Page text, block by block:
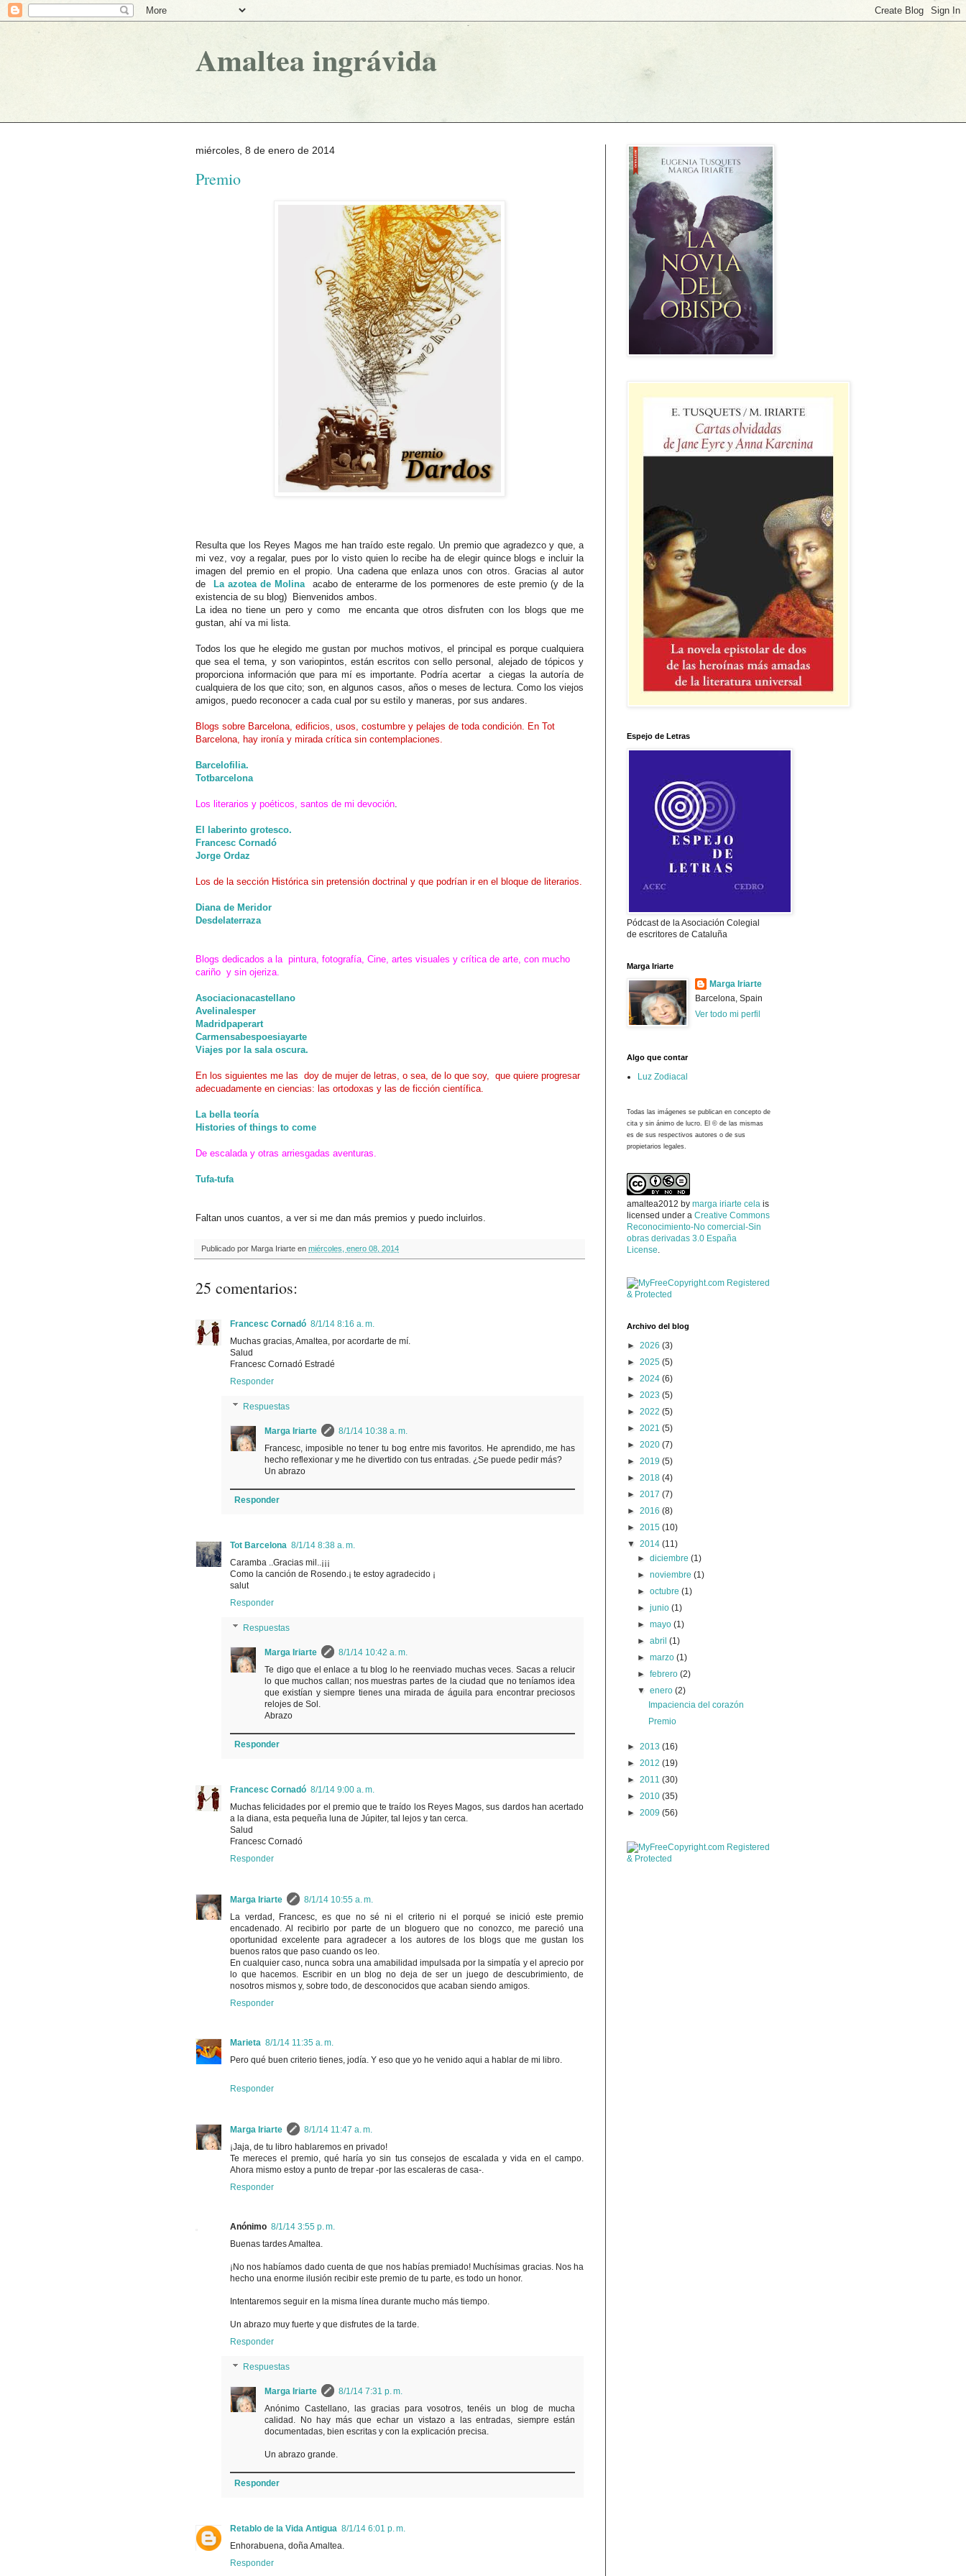
Amaltea ingrávida
miércoles, 8 de enero de 2014
Premio
Resulta que los Reyes Magos me han traído este regalo. Un premio que agradezco y que, a
mi vez, voy a regalar, pues por lo visto quien lo recibe ha de elegir quince blogs e incluir la
imagen del premio en el propio. Una cadena que enlaza unos con otros. Gracias al autor
de
La azotea de Molina
acabo de enterarme de los pormenores de este premio (y de la
existencia de su blog) Bienvenidos ambos.
La idea no tiene un pero y como me encanta que otros disfruten con los blogs que me
gustan, ahí va mi lista.
Todos los que he elegido me gustan por muchos motivos, el principal es porque cualquiera
que sea el tema, y son variopintos, están escritos con sello personal, alejado de tópicos y
proporciona información que para mí es importante. Podría acertar a ciegas la autoría de
cualquiera de los que cito; son, en algunos casos, años o meses de lectura. Como los viejos
amigos, puedo reconocer a cada cual por su estilo y maneras, por sus andares.
Blogs sobre Barcelona, edificios, usos, costumbre y pelajes de toda condición. En Tot
Barcelona, hay ironía y mirada crítica sin contemplaciones.
Barcelofilia.
Totbarcelona
Los literarios y poéticos, santos de mi devoción
El laberinto grotesco.
Francesc Cornadó
Jorge Ordaz
Los de la sección Histórica sin pretensión doctrinal y que podrían ir en el bloque de literarios.
Diana de Meridor
Desdelaterraza
Blogs dedicados a la pintura, fotografía, Cine, artes visuales y crítica de arte, con mucho
cariño y sin ojeriza.
Asociacionacastellano
Avelinalesper
Madridpaperart
Carmensabespoesiayarte
Viajes por la sala oscura.
En los siguientes me las doy de mujer de letras, o sea, de lo que soy, que quiere progresar
adecuadamente en ciencias: las ortodoxas y las de ficción científica.
La bella teoría
Histories of things to come
De escalada y otras arriesgadas aventuras.
Tufa-tufa
Faltan unos cuantos, a ver si me dan más premios y puedo incluirlos.
Publicado por Marga Iriarte en miércoles, enero 08, 2014
25 comentarios:
Francesc Cornadó 8/1/14 8:16 a. m.
Muchas gracias, Amaltea, por acordarte de mí.
Salud
Francesc Cornadó Estradé
Responder
Respuestas
Marga Iriarte
8/1/14 10:38 a. m.
Francesc, imposible no tener tu bog entre mis favoritos. He aprendido, me has
hecho reflexionar y me he divertido con tus entradas. ¿Se puede pedir más?
Un abrazo
Responder
Tot Barcelona 8/1/14 8:38 a. m.
Caramba ..Gracias mil..¡¡¡
Como la canción de Rosendo.¡ te estoy agradecido ¡
salut
Responder
Respuestas
Marga Iriarte
8/1/14 10:42 a. m.
Te digo que el enlace a tu blog lo he reenviado muchas veces. Sacas a relucir
lo que muchos callan; nos muestras partes de la ciudad que no teníamos idea
que existían y siempre tienes una mirada de águila para encontrar preciosos
relojes de Sol.
Abrazo
Responder
Francesc Cornadó 8/1/14 9:00 a. m.
Muchas felicidades por el premio que te traído los Reyes Magos, sus dardos han acertado
a la diana, esta pequeña luna de Júpiter, tal lejos y tan cerca.
Salud
Francesc Cornadó
Responder
Marga Iriarte
8/1/14 10:55 a. m.
La verdad, Francesc, es que no sé ni el criterio ni el porqué se inició este premio
encadenado. Al recibirlo por parte de un bloguero que no conozco, me pareció una
oportunidad excelente para agradecer a los autores de los blogs que me gustan los
buenos ratos que paso cuando os leo.
En cualquier caso, nunca sobra una amabilidad impulsada por la simpatía y el aprecio por
lo que hacemos. Escribir en un blog no deja de ser un juego de descubrimiento, de
nosotros mismos y, sobre todo, de desconocidos que acaban siendo amigos.
Responder
Marieta 8/1/14 11:35 a. m.
Pero qué buen criterio tienes, jodía. Y eso que yo he venido aqui a hablar de mi libro.
Responder
Marga Iriarte
8/1/14 11:47 a. m.
¡Jaja, de tu libro hablaremos en privado!
Te mereces el premio, qué haría yo sin tus consejos de escalada y vida en el campo.
Ahora mismo estoy a punto de trepar -por las escaleras de casa-.
Responder
Anónimo 8/1/14 3:55 p. m.
Buenas tardes Amaltea.
¡No nos habíamos dado cuenta de que nos habías premiado! Muchísimas gracias. Nos ha
hecho una enorme ilusión recibir este premio de tu parte, es todo un honor.
Intentaremos seguir en la misma línea durante mucho más tiempo.
Un abrazo muy fuerte y que disfrutes de la tarde.
Responder
Respuestas
Marga Iriarte
8/1/14 7:31 p. m.
Anónimo Castellano, las gracias para vosotros, tenéis un blog de mucha
calidad. No hay más que echar un vistazo a las entradas, siempre están
documentadas, bien escritas y con la explicación precisa.
Un abrazo grande.
Responder
Retablo de la Vida Antigua 8/1/14 6:01 p. m.
Enhorabuena, doña Amaltea.
Responder
Espejo de Letras
Pódcast de la Asociación Colegial
de escritores de Cataluña
Marga Iriarte
Marga Iriarte
Barcelona, Spain
Ver todo mi perfil
Algo que contar
Luz Zodiacal
Todas las imágenes se publican en concepto de
cita y sin ánimo de lucro. El © de las mismas
es de sus respectivos autores o de sus
propietarios legales.
amaltea2012 by marga iriarte cela is
licensed under a Creative Commons
Reconocimiento-No comercial-Sin
obras derivadas 3.0 España
License.
Archivo del blog
► 2026 (3)
► 2025 (5)
► 2024 (6)
► 2023 (5)
► 2022 (5)
► 2021 (5)
► 2020 (7)
► 2019 (5)
► 2018 (4)
► 2017 (7)
► 2016 (8)
► 2015 (10)
▼ 2014 (11)
►diciembre(1)
►noviembre(1)
►octubre(1)
►junio(1)
►mayo(1)
►abril(1)
►marzo(1)
►febrero(2)
▼enero(2)
Impaciencia del corazón
Premio
► 2013 (16)
► 2012 (19)
► 2011 (30)
► 2010 (35)
► 2009 (56)